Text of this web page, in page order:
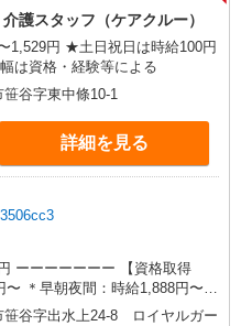
護スタッフ（ケアクルー）
祝日は時給100円
は資格・経験等による
谷字東中條10-1
詳細を見る
得
＊日曜祝日：時給1,810円〜 ーーーーーーー
笹谷字出水上24-8 ロイヤルガー